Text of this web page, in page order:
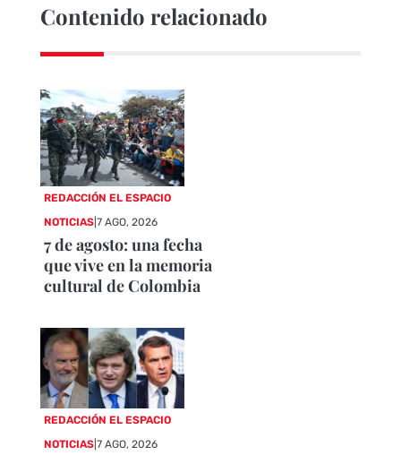
Contenido relacionado
REDACCIÓN EL ESPACIO
NOTICIAS |7 AGO, 2026
7 de agosto: una fecha
que vive en la memoria
cultural de Colombia
REDACCIÓN EL ESPACIO
NOTICIAS |7 AGO, 2026